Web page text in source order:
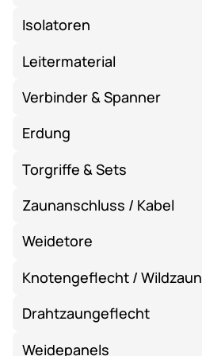
Isolatoren
Leitermaterial
Verbinder & Spanner
Erdung
Torgriffe & Sets
Zaunanschluss / Kabel
Weidetore
Knotengeflecht / Wildzaun
Drahtzaungeflecht
Weidepanels